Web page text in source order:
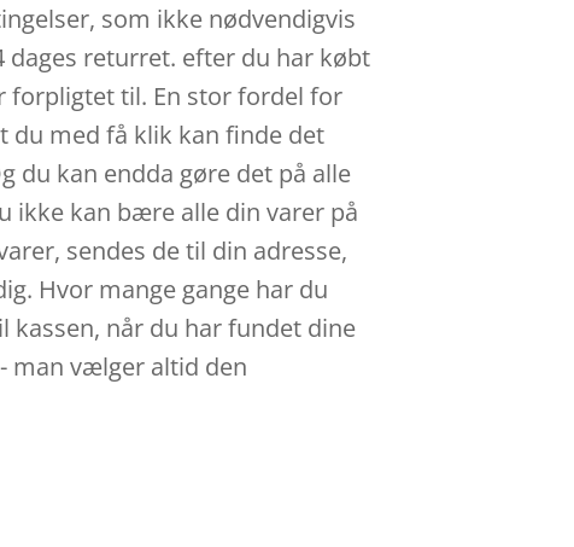
som ikke nødvendigvis
dages returret. efter du har købt
forpligtet til. En stor fordel for
du med få klik kan finde det
du kan endda gøre det på alle
ikke kan bære alle din varer på
sendes de til din adresse,
Hvor mange gange har du
kassen, når du har fundet dine
man vælger altid den